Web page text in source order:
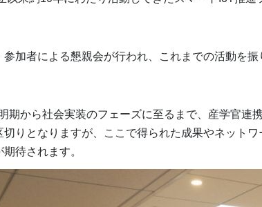
加者による懇親会が行われ、これまでの活動を
から社会実装のフェーズに至るまで、産学官連
りとなりますが、ここで得られた成果やネット
待されます。